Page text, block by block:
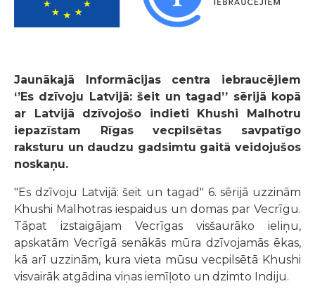
Jaunākajā Informācijas centra iebraucējiem
‘’Es dzīvoju Latvijā: šeit un tagad’’ sērijā kopā
ar Latvijā dzīvojošo indieti Khushi Malhotru
iepazīstam Rīgas vecpilsētas savpatīgo
raksturu un daudzu gadsimtu gaitā veidojušos
noskaņu.
"Es dzīvoju Latvijā: šeit un tagad" 6. sērijā uzzinām
Khushi Malhotras iespaidus un domas par Vecrīgu.
Tāpat izstaigājam Vecrīgas visšaurāko ieliņu,
apskatām Vecrīgā senākās mūra dzīvojamās ēkas,
kā arī uzzinām, kura vieta mūsu vecpilsētā Khushi
visvairāk atgādina viņas iemīļoto un dzimto Indiju.